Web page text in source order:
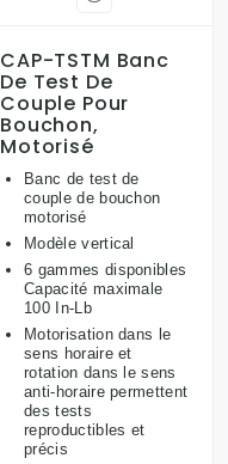
CAP-TSTM Banc
De Test De
Couple Pour
Bouchon,
Motorisé
Banc de test de
couple de bouchon
motorisé
Modèle vertical
6 gammes disponibles
Capacité maximale
100 In-Lb
Motorisation dans le
sens horaire et
rotation dans le sens
anti-horaire permettent
des tests
reproductibles et
précis